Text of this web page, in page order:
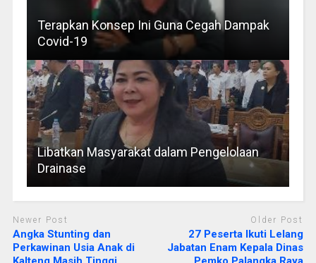
Terapkan Konsep Ini Guna Cegah Dampak
Covid-19
Libatkan Masyarakat dalam Pengelolaan
Drainase
Newer Post
Angka Stunting dan
Perkawinan Usia Anak di
Older Post
27 Peserta Ikuti Lelang
Jabatan Enam Kepala Dinas